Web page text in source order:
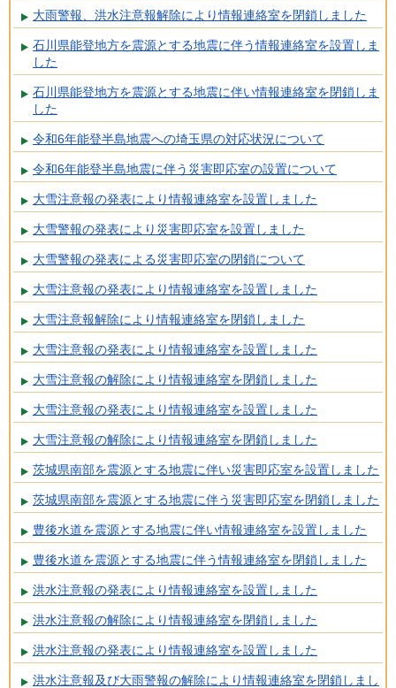
大雨警報、洪水注意報解除により情報連絡室を閉鎖しました
石川県能登地方を震源とする地震に伴う情報連絡室を設置しま
した
石川県能登地方を震源とする地震に伴い情報連絡室を閉鎖しま
した
令和6年能登半島地震への埼玉県の対応状況について
令和6年能登半島地震に伴う災害即応室の設置について
大雪注意報の発表により情報連絡室を設置しました
大雪警報の発表により災害即応室を設置しました
大雪警報の発表による災害即応室の閉鎖について
大雪注意報の発表により情報連絡室を設置しました
大雪注意報解除により情報連絡室を閉鎖しました
大雪注意報の発表により情報連絡室を設置しました
大雪注意報の解除により情報連絡室を閉鎖しました
大雪注意報の発表により情報連絡室を設置しました
大雪注意報の解除により情報連絡室を閉鎖しました
茨城県南部を震源とする地震に伴い災害即応室を設置しました
茨城県南部を震源とする地震に伴う災害即応室を閉鎖しました
豊後水道を震源とする地震に伴い情報連絡室を設置しました
豊後水道を震源とする地震に伴う情報連絡室を閉鎖しました
洪水注意報の発表により情報連絡室を設置しました
洪水注意報の解除により情報連絡室を閉鎖しました
洪水注意報の発表により情報連絡室を設置しました
洪水注意報及び大雨警報の解除により情報連絡室を閉鎖しまし